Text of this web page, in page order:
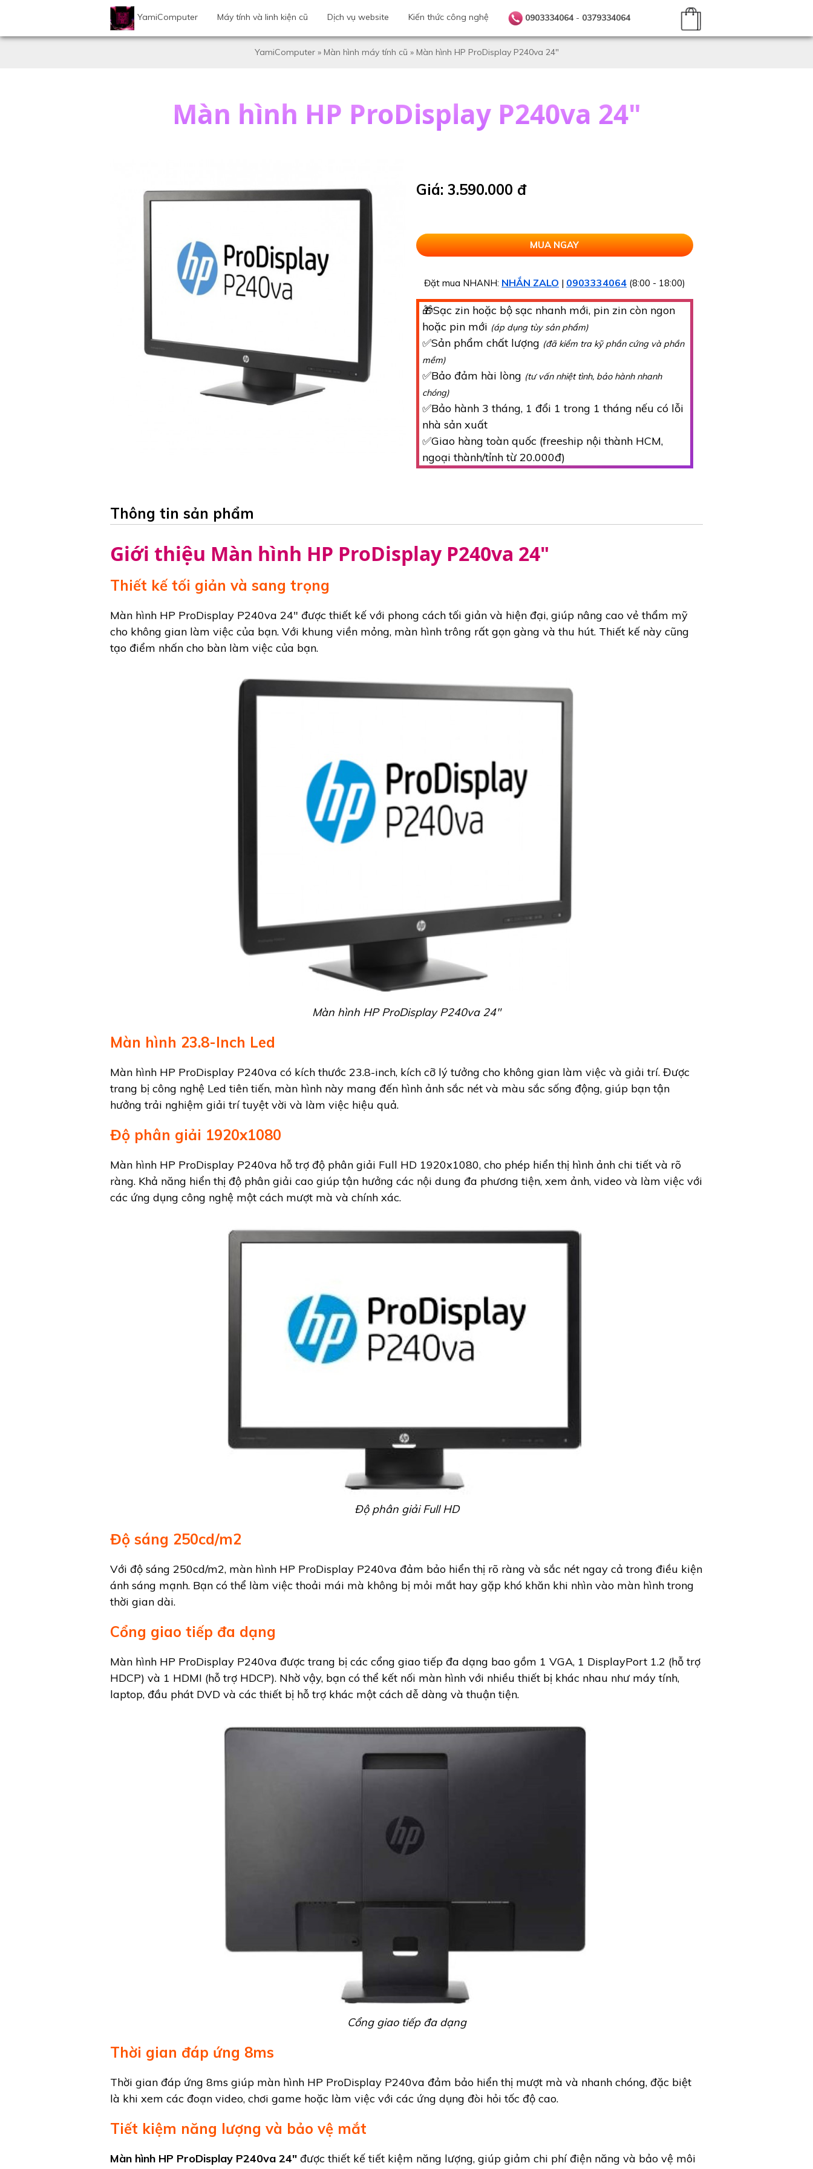
YamiComputer Máy tính và linh kiện cũ Dịch vụ website Kiến thức công nghệ 0903334064- 0379334064
YamiComputer» Màn hình máy tính cũ » Màn hình HP ProDisplay P240va 24"
Màn hình HP ProDisplay P240va 24"
Giá: 3.590.000 đ
Đặt mua NHANH: NHẮN ZALO | 0903334064(8:00 - 18:00)
🎁Sạc zin hoặc bộ sạc nhanh mới, pin zin còn ngon
hoặc pin mới (áp dụng tùy sản phẩm)
✅Sản phẩm chất lượng (đã kiểm tra kỹ phần cứng và phần
mềm)
✅Bảo đảm hài lòng (tư vấn nhiệt tình, bảo hành nhanh
chóng)
✅Bảo hành 3 tháng, 1 đổi 1 trong 1 tháng nếu có lỗi
nhà sản xuất
✅Giao hàng toàn quốc (freeship nội thành HCM,
ngoại thành/tỉnh từ 20.000đ)
Thông tin sản phẩm
Giới thiệu Màn hình HP ProDisplay P240va 24"
Thiết kế tối giản và sang trọng
Màn hình HP ProDisplay P240va 24" được thiết kế với phong cách tối giản và hiện đại, giúp nâng cao vẻ thẩm mỹ
cho không gian làm việc của bạn. Với khung viền mỏng, màn hình trông rất gọn gàng và thu hút. Thiết kế này cũng
tạo điểm nhấn cho bàn làm việc của bạn.
Màn hình HP ProDisplay P240va 24"
Màn hình 23.8-Inch Led
Màn hình HP ProDisplay P240va có kích thước 23.8-inch, kích cỡ lý tưởng cho không gian làm việc và giải trí. Được
trang bị công nghệ Led tiên tiến, màn hình này mang đến hình ảnh sắc nét và màu sắc sống động, giúp bạn tận
hưởng trải nghiệm giải trí tuyệt vời và làm việc hiệu quả.
Độ phân giải 1920x1080
Màn hình HP ProDisplay P240va hỗ trợ độ phân giải Full HD 1920x1080, cho phép hiển thị hình ảnh chi tiết và rõ
ràng. Khả năng hiển thị độ phân giải cao giúp tận hưởng các nội dung đa phương tiện, xem ảnh, video và làm việc với
các ứng dụng công nghệ một cách mượt mà và chính xác.
Độ phân giải Full HD
Độ sáng 250cd/m2
Với độ sáng 250cd/m2, màn hình HP ProDisplay P240va đảm bảo hiển thị rõ ràng và sắc nét ngay cả trong điều kiện
ánh sáng mạnh. Bạn có thể làm việc thoải mái mà không bị mỏi mắt hay gặp khó khăn khi nhìn vào màn hình trong
thời gian dài.
Cổng giao tiếp đa dạng
Màn hình HP ProDisplay P240va được trang bị các cổng giao tiếp đa dạng bao gồm 1 VGA, 1 DisplayPort 1.2 (hỗ trợ
HDCP) và 1 HDMI (hỗ trợ HDCP). Nhờ vậy, bạn có thể kết nối màn hình với nhiều thiết bị khác nhau như máy tính,
laptop, đầu phát DVD và các thiết bị hỗ trợ khác một cách dễ dàng và thuận tiện.
Cổng giao tiếp đa dạng
Thời gian đáp ứng 8ms
Thời gian đáp ứng 8ms giúp màn hình HP ProDisplay P240va đảm bảo hiển thị mượt mà và nhanh chóng, đặc biệt
là khi xem các đoạn video, chơi game hoặc làm việc với các ứng dụng đòi hỏi tốc độ cao.
Tiết kiệm năng lượng và bảo vệ mắt
Màn hình HP ProDisplay P240va 24" được thiết kế tiết kiệm năng lượng, giúp giảm chi phí điện năng và bảo vệ môi